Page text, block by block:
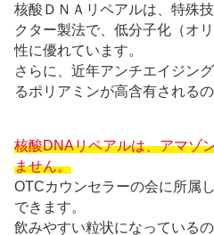
核酸ＤＮＡリペアルは、特殊
クター製法で、低分子化（オ
性に優れています。
さらに、近年アンチエイジン
るポリアミンが高含有される
核酸DNAリペアルは、アマゾ
ません。
OTCカウンセラーの会に所属
できます。
飲みやすい粒状になっている